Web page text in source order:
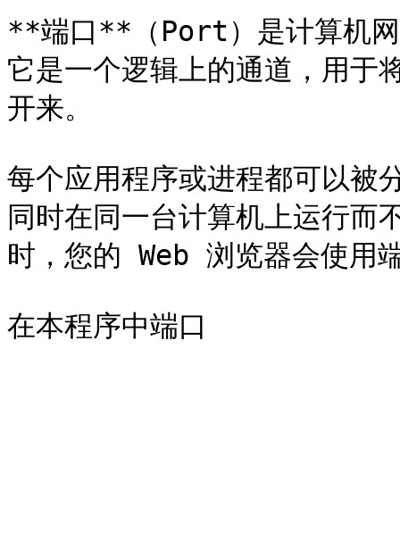
**端口**（Port）是计算机网
它是一个逻辑上的通道，用于
开来。
每个应用程序或进程都可以被
同时在同一台计算机上运行而
时，您的 Web 浏览器会使